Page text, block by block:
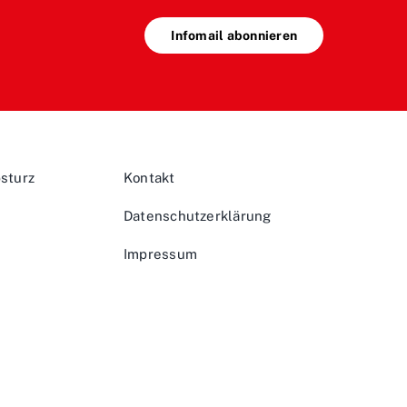
Infomail abonnieren
Kontakt
Datenschutz­erklärung
Impressum